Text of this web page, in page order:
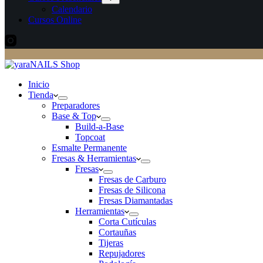
Calendario
Cursos Online
Inicio
Tienda
Preparadores
Base & Top
Build-a-Base
Topcoat
Esmalte Permanente
Fresas & Herramientas
Fresas
Fresas de Carburo
Fresas de Silicona
Fresas Diamantadas
Herramientas
Corta Cutículas
Cortauñas
Tijeras
Repujadores